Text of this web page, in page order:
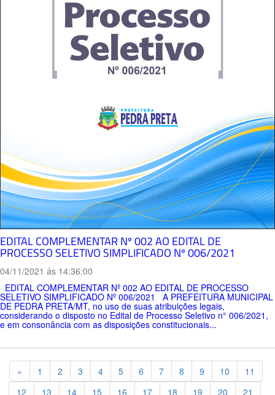
EDITAL COMPLEMENTAR Nº 002 AO EDITAL DE
PROCESSO SELETIVO SIMPLIFICADO Nº 006/2021
04/11/2021 ás 14:36:00
EDITAL COMPLEMENTAR Nº 002 AO EDITAL DE PROCESSO
SELETIVO SIMPLIFICADO Nº 006/2021 A PREFEITURA MUNICIPAL
DE PEDRA PRETA/MT, no uso de suas atribuições legais,
considerando o disposto no Edital de Processo Seletivo n° 006/2021,
e em consonância com as disposições constitucionais...
« Previous
1 2 3 4 5 6 7 8 9 10
11
12
13 14 15 16 17 18 19 20 21